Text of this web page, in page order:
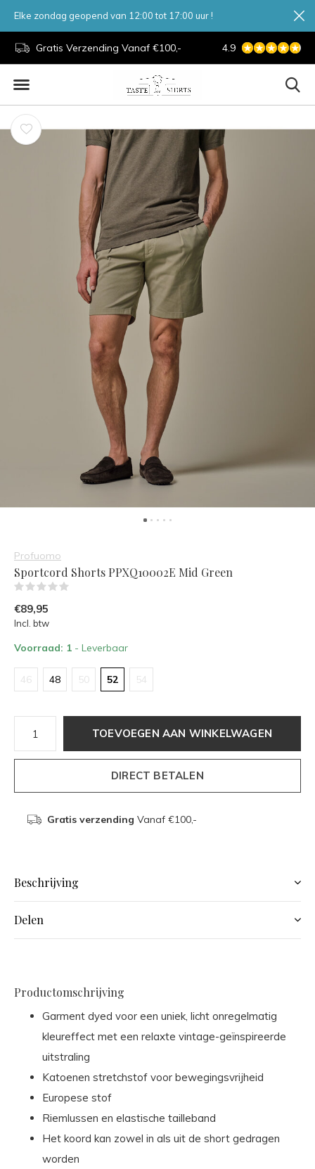
Gratis Verzending Vanaf €100,- 7 Dagen Per Week
4.9
Elke zondag geopend van 12:00 tot 17:00 uur !
Profuomo
Sportcord Shorts PPXQ10002E Mid Green
€89,95
Incl. btw
Voorraad: 1 - Leverbaar
46 48 50 52 54
TOEVOEGEN AAN WINKELWAGEN
DIRECT BETALEN
Gratis verzending Vanaf €100,-
Beschrijving
Delen
Productomschrijving
Garment dyed voor een uniek, licht onregelmatig
kleureffect met een relaxte vintage-geïnspireerde
uitstraling
Katoenen stretchstof voor bewegingsvrijheid
Europese stof
Riemlussen en elastische tailleband
Het koord kan zowel in als uit de short gedragen
worden